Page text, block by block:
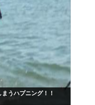
うハプニング！！